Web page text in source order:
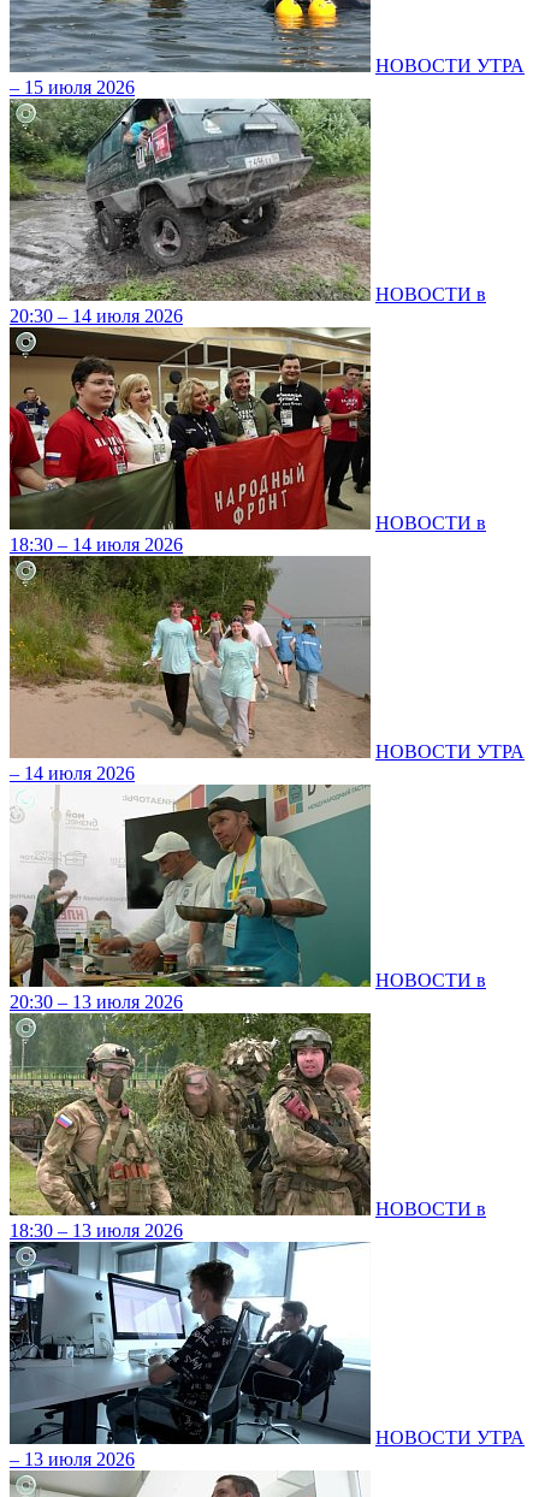
НОВОСТИ УТРА
– 15 июля 2026
НОВОСТИ в
20:30 – 14 июля 2026
НОВОСТИ в
18:30 – 14 июля 2026
НОВОСТИ УТРА
– 14 июля 2026
НОВОСТИ в
20:30 – 13 июля 2026
НОВОСТИ в
18:30 – 13 июля 2026
НОВОСТИ УТРА
– 13 июля 2026